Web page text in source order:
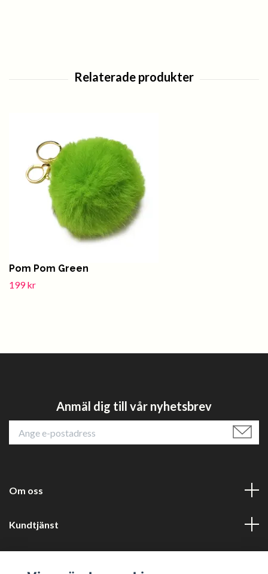
Pom Pom Green
199 kr
Anmäl dig till vår nyhetsbrev
Om oss
Kundtjänst